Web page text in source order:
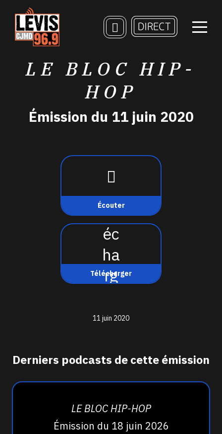
LE BLOC HIP-
HOP
Émission du 11 juin 2020
Écouter
Télécharger
11 juin 2020
Derniers podcasts de cette émission
LE BLOC HIP-HOP
Émission du 18 juin 2026